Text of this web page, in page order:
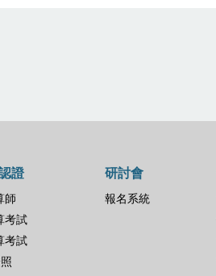
證
師
考試
考試
研討會
報名系統